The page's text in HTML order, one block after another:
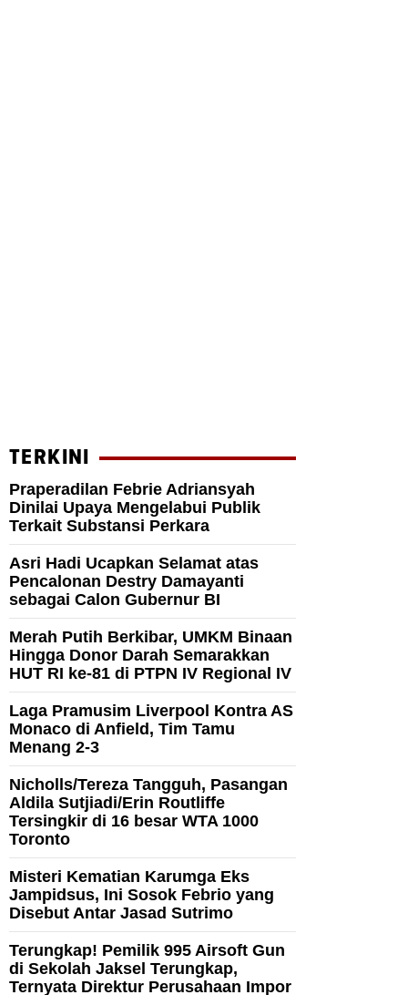
TERKINI
Praperadilan Febrie Adriansyah
Dinilai Upaya Mengelabui Publik
Terkait Substansi Perkara
Asri Hadi Ucapkan Selamat atas
Pencalonan Destry Damayanti
sebagai Calon Gubernur BI
Merah Putih Berkibar, UMKM Binaan
Hingga Donor Darah Semarakkan
HUT RI ke-81 di PTPN IV Regional IV
Laga Pramusim Liverpool Kontra AS
Monaco di Anfield, Tim Tamu
Menang 2-3
Nicholls/Tereza Tangguh, Pasangan
Aldila Sutjiadi/Erin Routliffe
Tersingkir di 16 besar WTA 1000
Toronto
Misteri Kematian Karumga Eks
Jampidsus, Ini Sosok Febrio yang
Disebut Antar Jasad Sutrimo
Terungkap! Pemilik 995 Airsoft Gun
di Sekolah Jaksel Terungkap,
Ternyata Direktur Perusahaan Impor